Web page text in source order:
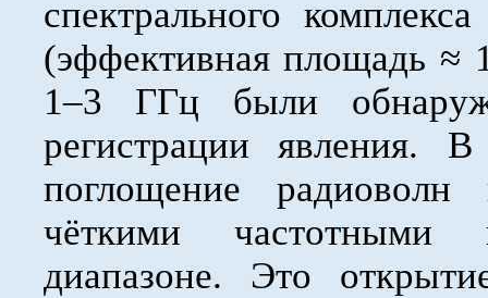
спектрального
(эффективная площадь ≈
1–3 ГГц были
регистрации явления.
поглощение
чёткими частотными
диапазоне. Это